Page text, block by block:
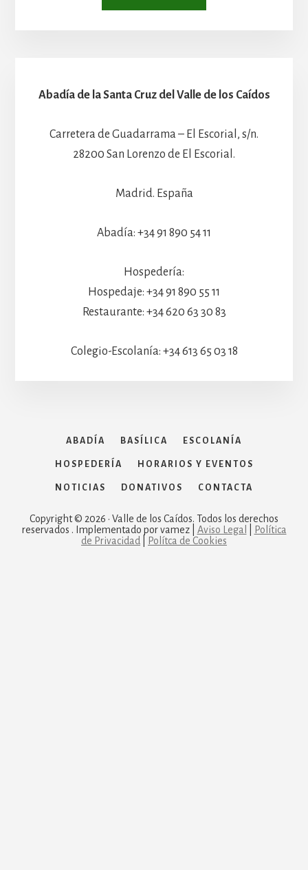
Abadía de la Santa Cruz del Valle de los Caídos
Carretera de Guadarrama – El Escorial, s/n.
28200 San Lorenzo de El Escorial.
Madrid. España
Abadía: +34 91 890 54 11
Hospedería:
Hospedaje: +34 91 890 55 11
Restaurante: +34 620 63 30 83
Colegio-Escolanía: +34 613 65 03 18
ABADÍA BASÍLICA ESCOLANÍA
HOSPEDERÍA HORARIOS Y EVENTOS
NOTICIAS DONATIVOS CONTACTA
Copyright © 2026 · Valle de los Caídos. Todos los derechos
reservados . Implementado por vamez | Aviso Legal
Política
de Privacidad
Polítca de Cookies